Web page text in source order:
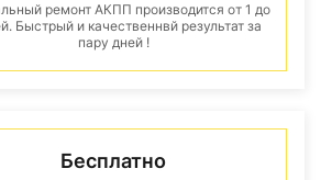
ремонт АКПП производится от 1 до
Быстрый и качественнвй результат за
пару дней !
Бесплатно